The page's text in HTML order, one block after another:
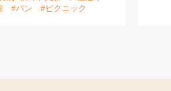
#パン #ピクニック